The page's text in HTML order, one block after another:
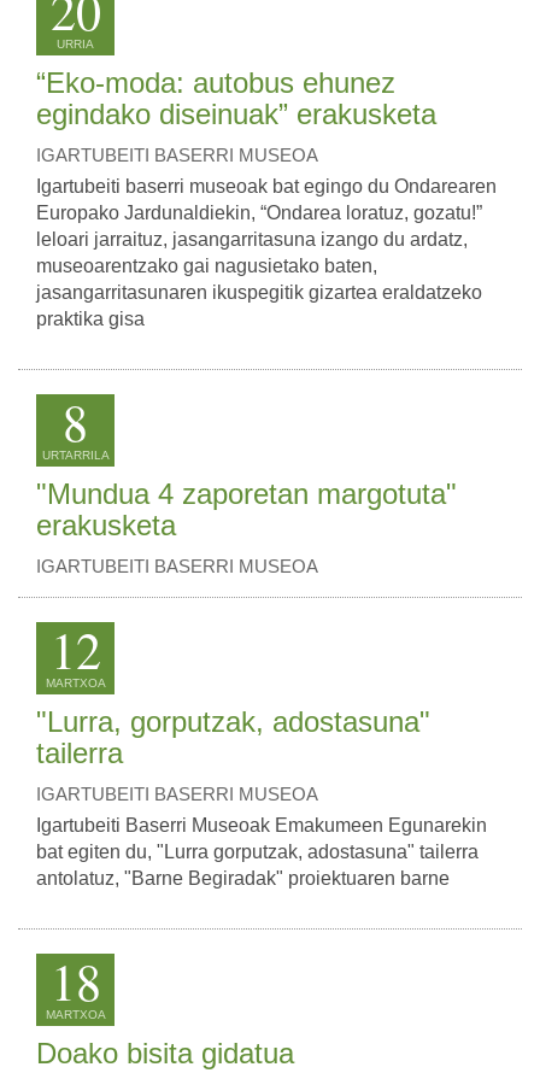
URRIA
“Eko-moda: autobus ehunez
egindako diseinuak” erakusketa
IGARTUBEITI BASERRI MUSEOA
Igartubeiti baserri museoak bat egingo du Ondarearen
Europako Jardunaldiekin, “Ondarea loratuz, gozatu!”
leloari jarraituz, jasangarritasuna izango du ardatz,
museoarentzako gai nagusietako baten,
jasangarritasunaren ikuspegitik gizartea eraldatzeko
praktika gisa
8
URTARRILA
"Mundua 4 zaporetan margotuta"
erakusketa
IGARTUBEITI BASERRI MUSEOA
12
MARTXOA
"Lurra, gorputzak, adostasuna"
tailerra
IGARTUBEITI BASERRI MUSEOA
Igartubeiti Baserri Museoak Emakumeen Egunarekin
bat egiten du, "Lurra gorputzak, adostasuna" tailerra
antolatuz, "Barne Begiradak" proiektuaren barne
18
MARTXOA
Doako bisita gidatua